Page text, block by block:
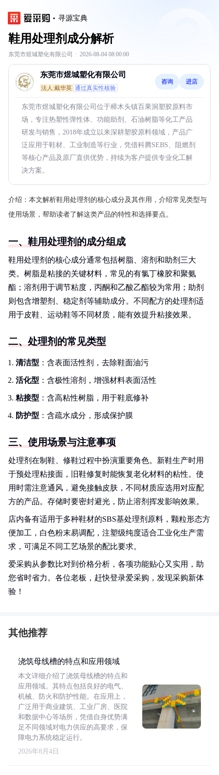
寻源宝典
鞋用处理剂成分解析
东莞市煜城塑化有限公司 · 2026-08-04 08:00:00
东莞市煜城塑化有限公司
法人:戴华英 通过真实性核验
咨询 进店
东莞市煜城塑化有限公司位于樟木头镇百果洞塑胶原料市
场，专注热塑性弹性体、功能助剂、石油树脂等化工产品
研发与销售，2018年成立以来深耕塑胶原料领域，产品广
泛应用于鞋材、工业制造等行业，凭借科腾SEBS、阻燃剂
等核心产品及原厂直供优势，持续为客户提供专业化工解
决方案。
介绍： 本文解析鞋用处理剂的核心成分及其作用，介绍常见类型与
使用场景，帮助读者了解这类产品的特性和选择要点。
一、鞋用处理剂的成分组成
鞋用处理剂的核心成分通常包括树脂、溶剂和助剂三大
类。树脂是粘接的关键材料，常见的有氯丁橡胶和聚氨
酯；溶剂用于调节粘度，丙酮和乙酸乙酯较为常用；助剂
则包含增塑剂、稳定剂等辅助成分。不同配方的处理剂适
用于皮鞋、运动鞋等不同材质，能有效提升粘接效果。
二、处理剂的常见类型
清洁型 ：含表面活性剂，去除鞋面油污
活化型 ：含极性溶剂，增强材料表面活性
粘接型 ：含高粘性树脂，用于鞋底修补
防护型 ：含疏水成分，形成保护膜
三、使用场景与注意事项
处理剂在制鞋、修鞋过程中扮演重要角色。新鞋生产时用
于预处理粘接面，旧鞋修复时能恢复老化材料的粘性。使
用时需注意通风，避免接触皮肤，不同材质应选用对应配
方的产品。存储时要密封避光，防止溶剂挥发影响效果。
店内备有适用于多种鞋材的SBS基处理剂原料，颗粒形态方
便加工，白色粉末易调配，注塑级纯度适合工业化生产需
求，可满足不同工艺场景的配比要求。
爱采购从参数比对到价格分析，各项功能贴心又实用，助
您省时省力。各位老板，赶快登录爱采购，发现采购新体
验！
其他推荐
浇筑母线槽的特点和应用领域
本文详细介绍了浇筑母线槽的特点和
应用领域。其特点包括良好的电气、
机械、防火和防护性能。在应用上，
广泛用于商业建筑、工业厂房、医院
和数据中心等场所，凭借自身优势满
足不同领域对电力供应的高要求，保
障电力系统稳定运行。
2026年8月4日